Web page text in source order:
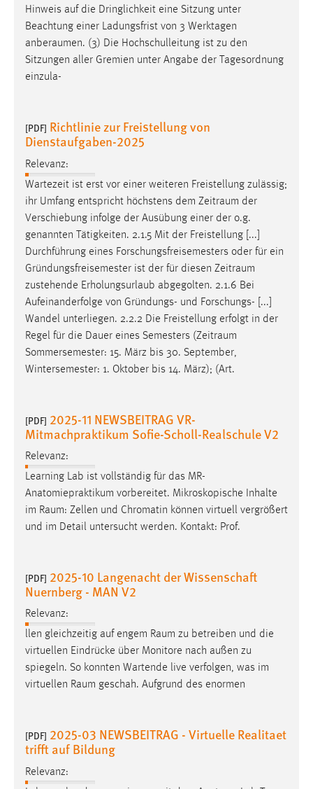
Hinweis auf die Dringlichkeit eine Sitzung unter
Beachtung einer Ladungsfrist von 3 Werktagen
anberaumen. (3) Die Hochschulleitung ist zu den
Sitzungen aller Gremien unter Angabe der Tagesordnung
einzula-
[PDF] Richtlinie zur Freistellung von
Dienstaufgaben-2025
Relevanz:
Wartezeit ist erst vor einer weiteren Freistellung zulässig;
ihr Umfang entspricht höchstens dem Zeitraum der
Verschiebung infolge der Ausübung einer der o.g.
genannten Tätigkeiten. 2.1.5 Mit der Freistellung [...]
Durchführung eines Forschungsfreisemesters oder für ein
Gründungsfreisemester ist der für diesen Zeitraum
zustehende Erholungsurlaub abgegolten. 2.1.6 Bei
Aufeinanderfolge von Gründungs- und Forschungs- [...]
Wandel unterliegen. 2.2.2 Die Freistellung erfolgt in der
Regel für die Dauer eines Semesters (Zeitraum
Sommersemester: 15. März bis 30. September,
Wintersemester: 1. Oktober bis 14. März); (Art.
[PDF] 2025-11 NEWSBEITRAG VR-
Mitmachpraktikum Sofie-Scholl-Realschule V2
Relevanz:
Learning Lab ist vollständig für das MR-
Anatomiepraktikum vorbereitet. Mikroskopische Inhalte
im Raum: Zellen und Chromatin können virtuell vergrößert
und im Detail untersucht werden. Kontakt: Prof.
[PDF] 2025-10 Langenacht der Wissenschaft
Nuernberg - MAN V2
Relevanz:
llen gleichzeitig auf engem Raum zu betreiben und die
virtuellen Eindrücke über Monitore nach außen zu
spiegeln. So konnten Wartende live verfolgen, was im
virtuellen Raum geschah. Aufgrund des enormen
[PDF] 2025-03 NEWSBEITRAG - Virtuelle Realitaet
trifft auf Bildung
Relevanz:
Cookie Laufzeit:
MibewSessionID, mibew-chat-frame-style-
5e9dbeb1811c0446 = Sitzungslaufzeit, mibew_locale = 3
Jahre, MIBEW_UserID = 1 Jahr
Name:
fe_user, be_user, be_lastLoginProvider
Dieser Cookie ist notwendig um sich an der Website
einloggen zu können.
Cookie Laufzeit:
24 Stunden
STATISTIK
Statistik Cookies erfassen Informationen anonym.
Diese Informationen helfen uns zu verstehen, wie
unsere Besucher unsere Website nutzen.
Name:
_pk_ref, _pk_cvar, _pk_id, _pk_ses
Zweck:
Zugriffsstatistik
Cookie Laufzeit:
Max. 13 Monate
MARKETING
Marketing Cookies werden von Drittanbietern
verwendet, um personalisierte Werbung anzuzeigen.
Sie tun dies, indem sie Besucher über Websites
hinweg verfolgen.
Google Ads
Anbieter: